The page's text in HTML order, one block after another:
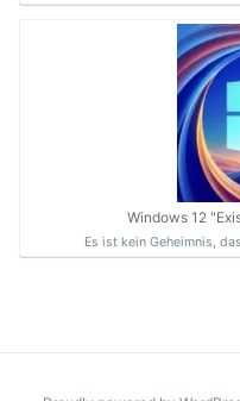
Windows 12
Es ist kein Geheimnis,